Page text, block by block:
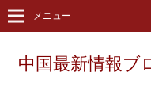
中国最新情報ブ
メニュー